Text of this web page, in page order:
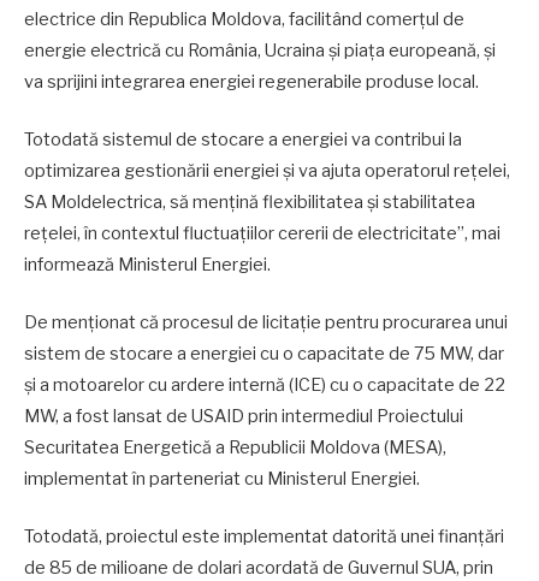
electrice din Republica Moldova, facilitând comerțul de
energie electrică cu România, Ucraina și piața europeană, și
va sprijini integrarea energiei regenerabile produse local.
Totodată sistemul de stocare a energiei va contribui la
optimizarea gestionării energiei și va ajuta operatorul rețelei,
SA Moldelectrica, să mențină flexibilitatea și stabilitatea
rețelei, în contextul fluctuațiilor cererii de electricitate”, mai
informează Ministerul Energiei.
De menționat că procesul de licitație pentru procurarea unui
sistem de stocare a energiei cu o capacitate de 75 MW, dar
și a motoarelor cu ardere internă (ICE) cu o capacitate de 22
MW, a fost lansat de USAID prin intermediul Proiectului
Securitatea Energetică a Republicii Moldova (MESA),
implementat în parteneriat cu Ministerul Energiei.
Totodată, proiectul este implementat datorită unei finanțări
de 85 de milioane de dolari acordată de Guvernul SUA, prin